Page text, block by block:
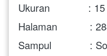
Ukuran             :
Halaman           :
Sampul             :